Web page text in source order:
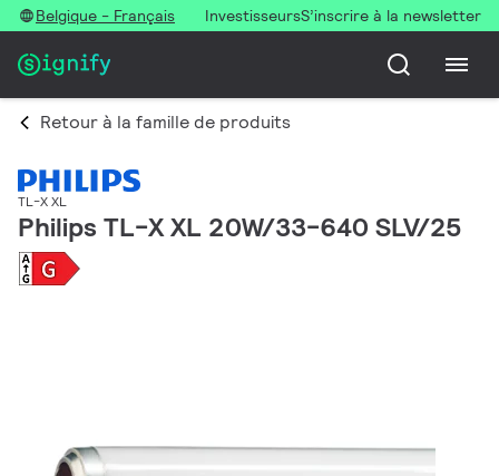
Belgique - Français InvestisseursS’inscrire à la newsletter
Retour à la famille de produits
TL-X XL
Philips TL-X XL 20W/33-640 SLV/25